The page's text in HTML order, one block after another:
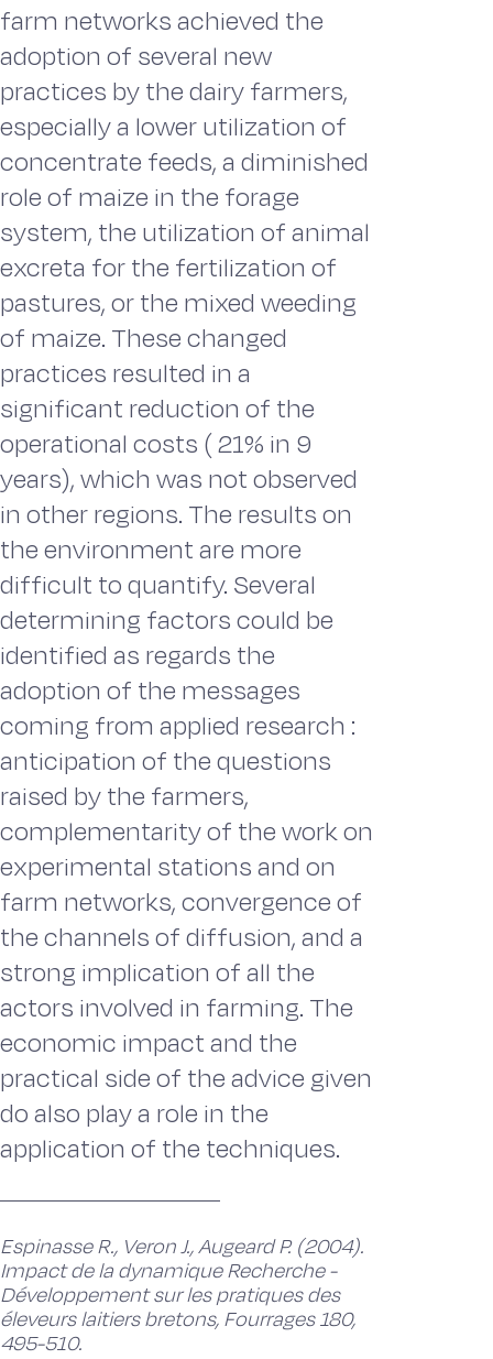
farm networks achieved the
adoption of several new
practices by the dairy farmers,
especially a lower utilization of
concentrate feeds, a diminished
role of maize in the forage
system, the utilization of animal
excreta for the fertilization of
pastures, or the mixed weeding
of maize. These changed
practices resulted in a
significant reduction of the
operational costs ( 21% in 9
years), which was not observed
in other regions. The results on
the environment are more
difficult to quantify. Several
determining factors could be
identified as regards the
adoption of the messages
coming from applied research :
anticipation of the questions
raised by the farmers,
complementarity of the work on
experimental stations and on
farm networks, convergence of
the channels of diffusion, and a
strong implication of all the
actors involved in farming. The
economic impact and the
practical side of the advice given
do also play a role in the
application of the techniques.
Espinasse R., Veron J., Augeard P. (2004).
Impact de la dynamique Recherche -
Développement sur les pratiques des
éleveurs laitiers bretons, Fourrages 180,
495-510.